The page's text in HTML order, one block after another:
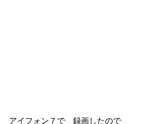
アイフォン７で　録画したので